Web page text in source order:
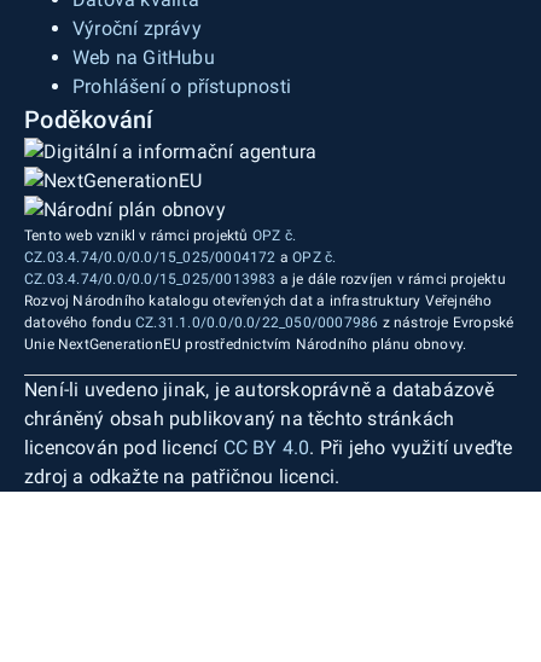
Výroční zprávy
Web na GitHubu
Prohlášení o přístupnosti
Poděkování
Tento web vznikl v rámci projektů OPZ č.
CZ.03.4.74/0.0/0.0/15_025/0004172 aOPZ č.
CZ.03.4.74/0.0/0.0/15_025/0013983 a je dále rozvíjen v rámci projektu
Rozvoj Národního katalogu otevřených dat a infrastruktury Veřejného
datového fondu CZ.31.1.0/0.0/0.0/22_050/0007986 z nástroje Evropské
Unie NextGenerationEU prostřednictvím Národního plánu obnovy.
Není-li uvedeno jinak, je autorskoprávně a databázově
chráněný obsah publikovaný na těchto stránkách
licencován pod licencí CC BY 4.0. Při jeho využití uveďte
zdroj a odkažte na patřičnou licenci.